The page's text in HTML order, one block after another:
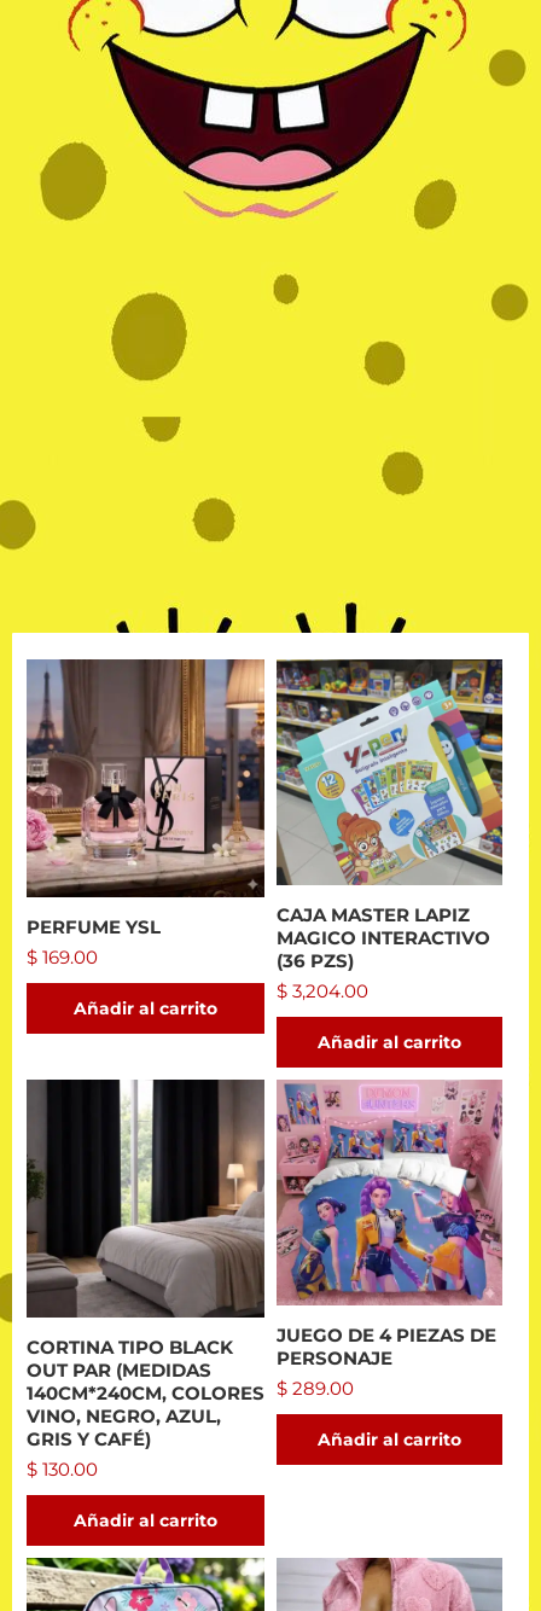
PERFUME YSL
$ 169.00
Añadir al carrito
CAJA MASTER LAPIZ
MAGICO INTERACTIVO
(36 PZS)
$ 3,204.00
Añadir al carrito
CORTINA TIPO BLACK
OUT PAR (MEDIDAS
140CM*240CM, COLORES
VINO, NEGRO, AZUL,
GRIS Y CAFÉ)
$ 130.00
Añadir al carrito
JUEGO DE 4 PIEZAS DE
PERSONAJE
$ 289.00
Añadir al carrito